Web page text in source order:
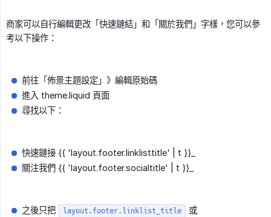
商家可以自行編輯更改「快速鏈結」和「關於我們」字樣，您可以參
考以下操作：
前往「佈景主題設定」》編輯原始碼
進入 theme.liquid 頁面
尋找以下：
快速鏈接 {{ 'layout.footer.linklisttitle' | t }}_
關注我們 {{ 'layout.footer.socialtitle' | t }}_
之後只把 layout.footer.linklist_title 或